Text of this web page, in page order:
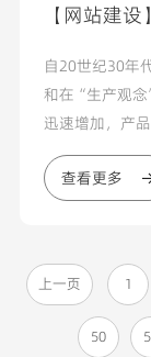
【网站建
自20世纪30年
和在“生产观
迅速增加，产
渐地形成。在
查看更多
上一页 1
50